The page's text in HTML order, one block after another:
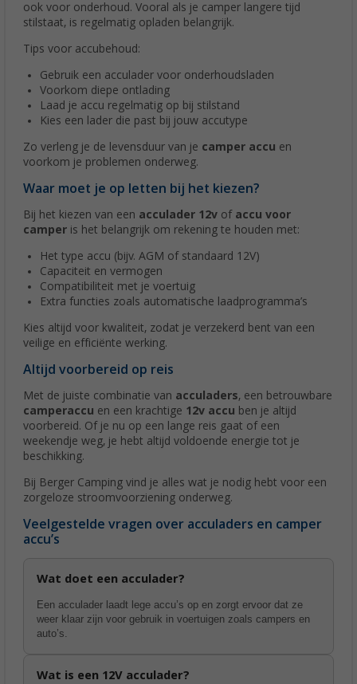
ook voor onderhoud. Vooral als je camper langere tijd
stilstaat, is regelmatig opladen belangrijk.
Tips voor accubehoud:
Gebruik een acculader voor onderhoudsladen
Voorkom diepe ontlading
Laad je accu regelmatig op bij stilstand
Kies een lader die past bij jouw accutype
Zo verleng je de levensduur van je camper accu en
voorkom je problemen onderweg.
Waar moet je op letten bij het kiezen?
Bij het kiezen van een acculader 12v of accu voor
camper is het belangrijk om rekening te houden met:
Het type accu (bijv. AGM of standaard 12V)
Capaciteit en vermogen
Compatibiliteit met je voertuig
Extra functies zoals automatische laadprogramma’s
Kies altijd voor kwaliteit, zodat je verzekerd bent van een
veilige en efficiënte werking.
Altijd voorbereid op reis
Met de juiste combinatie van acculaders, een betrouwbare
camperaccu en een krachtige 12v accu ben je altijd
voorbereid. Of je nu op een lange reis gaat of een
weekendje weg, je hebt altijd voldoende energie tot je
beschikking.
Bij Berger Camping vind je alles wat je nodig hebt voor een
zorgeloze stroomvoorziening onderweg.
Veelgestelde vragen over acculaders en camper
accu’s
Wat doet een acculader?
Een acculader laadt lege accu’s op en zorgt ervoor dat ze
weer klaar zijn voor gebruik in voertuigen zoals campers en
auto’s.
Wat is een 12V acculader?